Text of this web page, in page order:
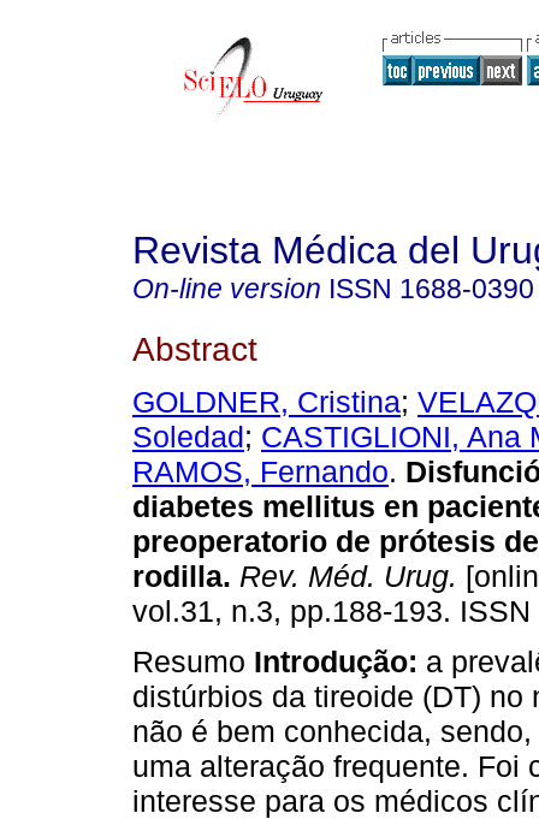
Revista Médica del
On-line version ISSN 1688-0390
Abstract
GOLDNER, Cristina;
Soledad; CASTIGLIONI, Ana
RAMOS, Fernando.
diabetes mellitus en
preoperatorio de prótesis
rodilla. Rev. Méd. Urug.
vol.31, n.3, pp.188-193.
Resumo Introdução: a
distúrbios da tireoide (DT) no
não é bem conhecida,
uma alteração frequente. Foi
interesse para os médicos